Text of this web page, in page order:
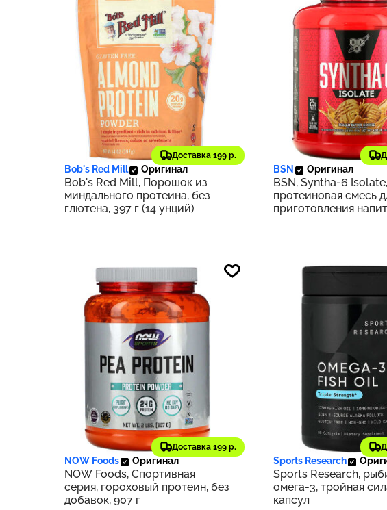
Доставка 199 р.
2 164 ₽ 216
Bob's Red Mill Оригинал
Bob's Red Mill, Порошок из
миндального протеина, без
глютена, 397 г (14 унций)
9 580 ₽
BSN Оригинал
BSN, Syntha-6 Isolate,
протеиновая смесь
приготовления
Доставка 199 р.
3 405 ₽ 341
NOW Foods Оригинал
NOW Foods, Спортивная
серия, гороховый протеин, без
добавок, 907 г
3 250 ₽
Sports Research
Sports Research,
омега-3, тройная
капсул